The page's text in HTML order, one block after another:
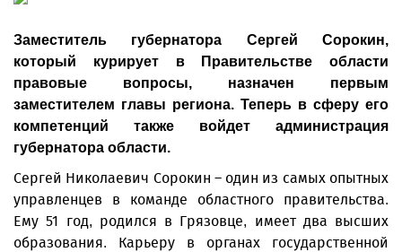
Заместитель губернатора Сергей Сорокин,
который курирует в Правительстве области
правовые вопросы, назначен первым
заместителем главы региона. Теперь в сферу его
компетенций также войдет администрация
губернатора области.
Сергей Николаевич Сорокин – один из самых опытных
управленцев в команде областного правительства.
Ему 51 год, родился в Грязовце, имеет два высших
образования. Карьеру в органах государственной